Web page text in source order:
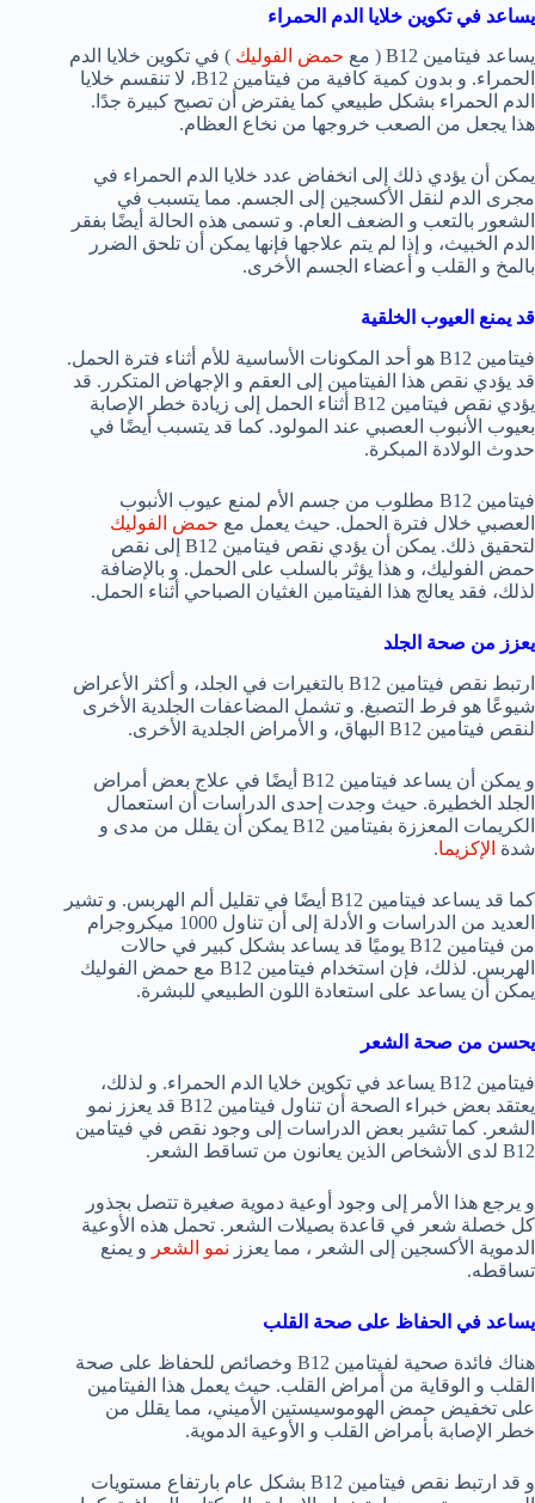
يساعد في تكوين خلايا الدم الحمراء
يساعد فيتامين B12 ( مع
حمض الفوليك ) في تكوين خلايا الدم
الحمراء. و بدون كمية كافية من فيتامين B12، لا تنقسم خلايا
الدم الحمراء بشكل طبيعي كما يفترض أن تصبح كبيرة جدًا.
هذا يجعل من الصعب خروجها من نخاع العظام.
يمكن أن يؤدي ذلك إلى انخفاض عدد خلايا الدم الحمراء في
مجرى الدم لنقل الأكسجين إلى الجسم. مما يتسبب في
الشعور بالتعب و الضعف العام. و تسمى هذه الحالة أيضًا بفقر
الدم الخبيث، و إذا لم يتم علاجها فإنها يمكن أن تلحق الضرر
بالمخ و القلب و أعضاء الجسم الأخرى.
قد يمنع العيوب الخلقية
فيتامين B12 هو أحد المكونات الأساسية للأم أثناء فترة الحمل.
قد يؤدي نقص هذا الفيتامين إلى العقم و الإجهاض المتكرر. قد
يؤدي نقص فيتامين B12 أثناء الحمل إلى زيادة خطر الإصابة
بعيوب الأنبوب العصبي عند المولود. كما قد يتسبب أيضًا في
حدوث الولادة المبكرة.
فيتامين B12 مطلوب من جسم الأم لمنع عيوب الأنبوب
العصبي خلال فترة الحمل. حيث يعمل مع حمض الفوليك
لتحقيق ذلك. يمكن أن يؤدي نقص فيتامين B12 إلى نقص
حمض الفوليك، و هذا يؤثر بالسلب على الحمل. و بالإضافة
لذلك، فقد يعالج هذا الفيتامين الغثيان الصباحي أثناء الحمل.
يعزز من صحة الجلد
ارتبط نقص فيتامين B12 بالتغيرات في الجلد، و أكثر الأعراض
شيوعًا هو فرط التصبغ. و تشمل المضاعفات الجلدية الأخرى
لنقص فيتامين B12 البهاق، و الأمراض الجلدية الأخرى.
و يمكن أن يساعد فيتامين B12 أيضًا في علاج بعض أمراض
الجلد الخطيرة. حيث وجدت إحدى الدراسات أن استعمال
الكريمات المعززة بفيتامين B12 يمكن أن يقلل من مدى و
شدة الإكزيما.
كما قد يساعد فيتامين B12 أيضًا في تقليل ألم الهربس. و تشير
العديد من الدراسات و الأدلة إلى أن تناول 1000 ميكروجرام
من فيتامين B12 يوميًا قد يساعد بشكل كبير في حالات
الهربس. لذلك، فإن استخدام فيتامين B12 مع حمض الفوليك
يمكن أن يساعد على استعادة اللون الطبيعي للبشرة.
يحسن من صحة الشعر
فيتامين B12 يساعد في تكوين خلايا الدم الحمراء. و لذلك،
يعتقد بعض خبراء الصحة أن تناول فيتامين B12 قد يعزز نمو
الشعر. كما تشير بعض الدراسات إلى وجود نقص في فيتامين
B12 لدى الأشخاص الذين يعانون من تساقط الشعر.
و يرجع هذا الأمر إلى وجود أوعية دموية صغيرة تتصل بجذور
كل خصلة شعر في قاعدة بصيلات الشعر. تحمل هذه الأوعية
الدموية الأكسجين إلى الشعر ، مما يعزز نمو الشعر و يمنع
تساقطه.
يساعد في الحفاظ على صحة القلب
هناك فائدة صحية لفيتامين B12 وخصائص للحفاظ على صحة
القلب و الوقاية من أمراض القلب. حيث يعمل هذا الفيتامين
على تخفيض حمض الهوموسيستين الأميني، مما يقلل من
خطر الإصابة بأمراض القلب و الأوعية الدموية.
و قد ارتبط نقص فيتامين B12 بشكل عام بارتفاع مستويات